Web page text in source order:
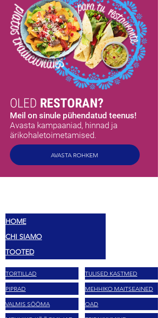
OLED RESTORAN?
Meil on sinule pühendatud teenus!
Avasta kampaaniad, hinnad ja
ärikohaletoimetamised.
AVASTA ROHKEM
HOME
CHI SIAMO
TOOTED
TORTILLAD
PIPRAD
VALMIS SÖÖMA
TULISED KASTMED
MEHHIKO MAITSEAINED
OAD